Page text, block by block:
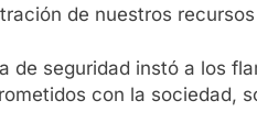
de nuestros
de seguridad instó a los
con la sociedad,